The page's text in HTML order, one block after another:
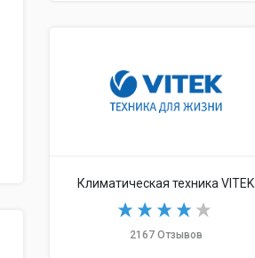
Климатическая техника VITEK
2167 Отзывов